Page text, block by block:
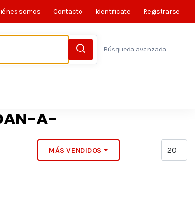
somos Contacto Identificate Registrarse
Búsqueda avanzada
A-
MÁS VENDIDOS